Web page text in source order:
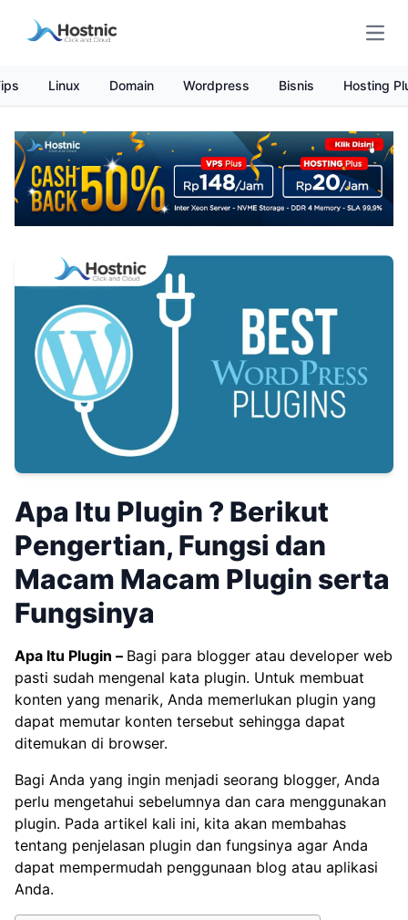
Linux Domain Wordpress Bisnis Hosting
Apa Itu Plugin ? Berikut
Pengertian, Fungsi dan
Macam Macam Plugin serta
Fungsinya
Apa Itu Plugin – Bagi para blogger atau developer web
pasti sudah mengenal kata plugin. Untuk membuat
konten yang menarik, Anda memerlukan plugin yang
dapat memutar konten tersebut sehingga dapat
ditemukan di browser.
Bagi Anda yang ingin menjadi seorang blogger, Anda
perlu mengetahui sebelumnya dan cara menggunakan
plugin. Pada artikel kali ini, kita akan membahas
tentang penjelasan plugin dan fungsinya agar Anda
dapat mempermudah penggunaan blog atau aplikasi
Anda.